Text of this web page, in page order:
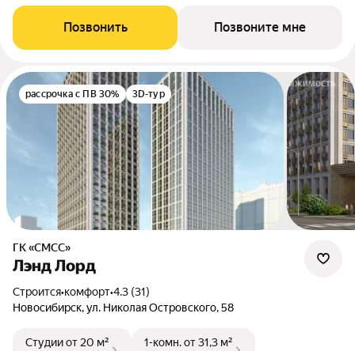
Позвонить Позвоните мне
рассрочка с ПВ 30% 3D-тур
ГК «СМСС»
Лэнд Лорд
Строится•комфорт•4.3 (31)
Новосибирск, ул. Николая Островского, 58
Студииот 20 м²
1-комн.от 31,3 м²